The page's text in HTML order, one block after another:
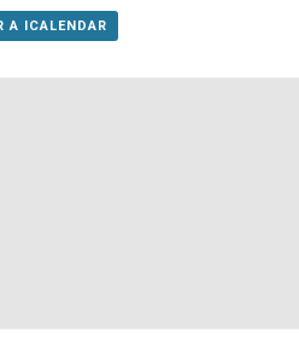
A ICALENDAR